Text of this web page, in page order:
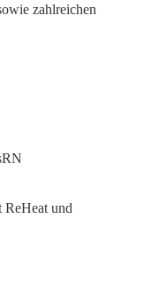
zahlreichen
und